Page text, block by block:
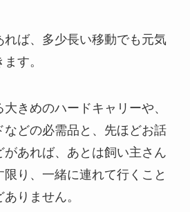
れば、多少長い移動でも元気
す。
きめのハードキャリーや、
どの必需品と、先ほどお話
があれば、あとは飼い主さん
り、一緒に連れて行くこと
りません。